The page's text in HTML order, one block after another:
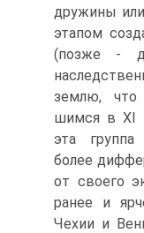
дружины
этапом
(позже -
землю, что
шимся в XI
эта группа
более
от своего
ранее и
Чехии и